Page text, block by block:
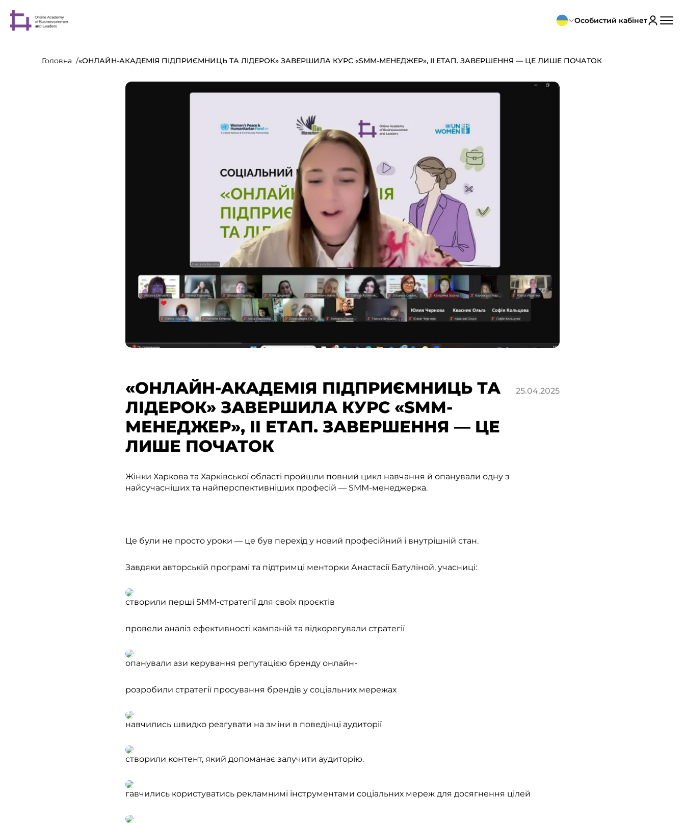
Особистий кабінет
Головна «ОНЛАЙН-АКАДЕМІЯ ПІДПРИЄМНИЦЬ ТА ЛІДЕРОК» ЗАВЕРШИЛА КУРС «SMM-МЕНЕДЖЕР», II ЕТАП. ЗАВЕРШЕННЯ — ЦЕ ЛИШЕ ПОЧАТОК
«ОНЛАЙН-АКАДЕМІЯ ПІДПРИЄМНИЦЬ ТА
ЛІДЕРОК» ЗАВЕРШИЛА КУРС «SMM-
МЕНЕДЖЕР», II ЕТАП. ЗАВЕРШЕННЯ — ЦЕ
ЛИШЕ ПОЧАТОК
25.04.2025
Жінки Харкова та Харківської області пройшли повний цикл навчання й опанували одну з
найсучасніших та найперспективніших професій — SMM-менеджерка.
Це були не просто уроки — це був перехід у новий професійний і внутрішній стан.
Завдяки авторській програмі та підтримці менторки Анастасії Батуліной, учасниці:
створили перші SMM-стратегії для своїх проєктів
провели аналіз ефективності кампаній та відкорегували стратегії
опанували ази керування репутацією бренду онлайн-
розробили стратегії просування брендів у соціальних мережах
навчились швидко реагувати на зміни в поведінці аудиторії
створили контент, який допоманає залучити аудиторію.
гавчились користуватись рекламнимі інструментами соціальних мереж для досягнення цілей